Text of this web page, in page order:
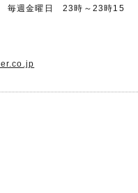
毎週金曜日 23時～23時15